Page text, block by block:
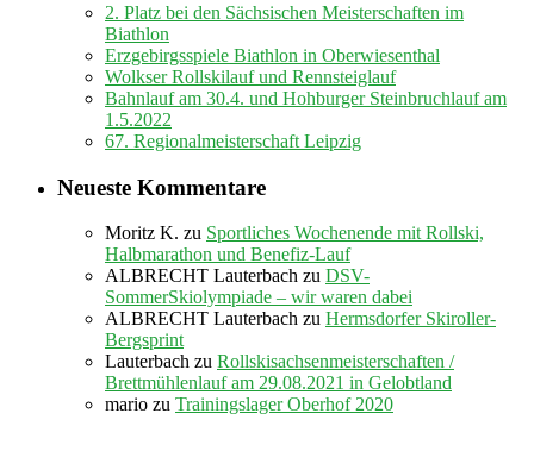
2. Platz bei den Sächsischen Meisterschaften im
Biathlon
Erzgebirgsspiele Biathlon in Oberwiesenthal
Wolkser Rollskilauf und Rennsteiglauf
Bahnlauf am 30.4. und Hohburger Steinbruchlauf am
1.5.2022
67. Regionalmeisterschaft Leipzig
Neueste Kommentare
Moritz K. zu Sportliches Wochenende mit Rollski,
Halbmarathon und Benefiz-Lauf
ALBRECHT Lauterbach zu DSV-
SommerSkiolympiade – wir waren dabei
ALBRECHT Lauterbach zu Hermsdorfer Skiroller-
Bergsprint
Lauterbach zu Rollskisachsenmeisterschaften /
Brettmühlenlauf am 29.08.2021 in Gelobtland
mario zu Trainingslager Oberhof 2020